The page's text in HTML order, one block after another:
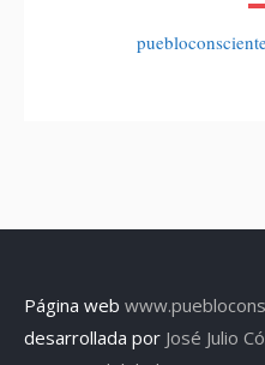
Página web
desarrollada por José Julio